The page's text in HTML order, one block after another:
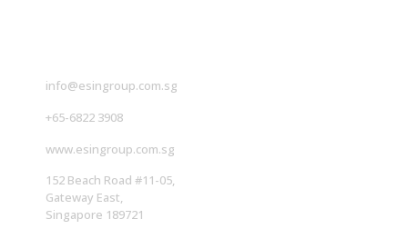
info@esingroup.com.sg
+65-6822 3908
www.esingroup.com.sg
152 Beach Road #11-05,
Gateway East,
Singapore 189721